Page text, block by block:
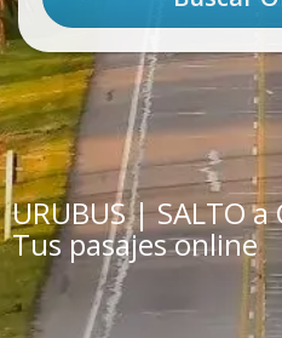
URUBUS | SALTO
Tus pasajes online